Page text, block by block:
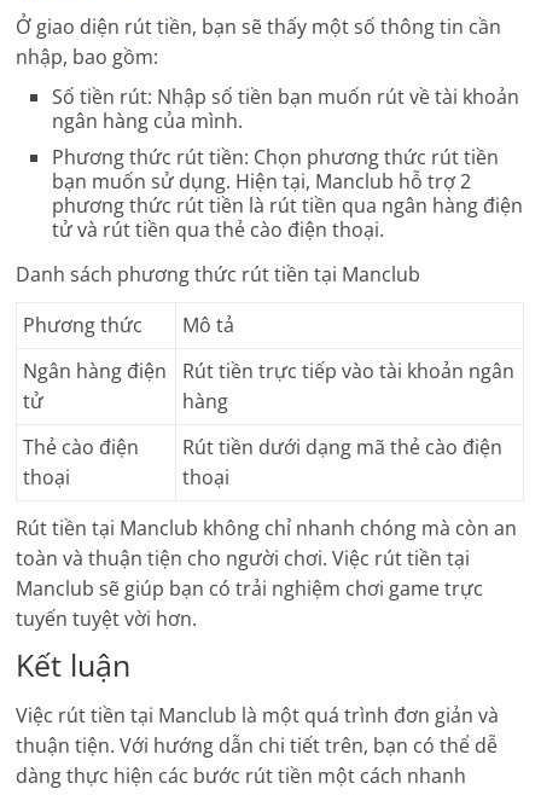
Ở giao diện rút tiền, bạn sẽ thấy một số thông tin cần
nhập, bao gồm:
Số tiền rút: Nhập số tiền bạn muốn rút về tài khoản
ngân hàng của mình.
Phương thức rút tiền: Chọn phương thức rút tiền
bạn muốn sử dụng. Hiện tại, Manclub hỗ trợ 2
phương thức rút tiền là rút tiền qua ngân hàng điện
tử và rút tiền qua thẻ cào điện thoại.
Danh sách phương thức rút tiền tại Manclub
Phương thức
Mô tả
Ngân hàng điện
tử
Rút tiền trực tiếp vào tài khoản ngân
hàng
Thẻ cào điện
thoại
Rút tiền dưới dạng mã thẻ cào điện
thoại
Rút tiền tại Manclub không chỉ nhanh chóng mà còn an
toàn và thuận tiện cho người chơi. Việc rút tiền tại
Manclub sẽ giúp bạn có trải nghiệm chơi game trực
tuyến tuyệt vời hơn.
Kết luận
Việc rút tiền tại Manclub là một quá trình đơn giản và
thuận tiện. Với hướng dẫn chi tiết trên, bạn có thể dễ
dàng thực hiện các bước rút tiền một cách nhanh